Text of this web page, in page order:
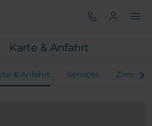
Karte & Anfahrt
& Anfahrt Services Zimmer